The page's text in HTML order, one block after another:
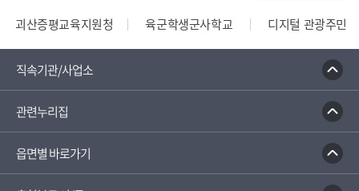
괴산증평교육지원청 육군학생군사학교
디지털 관광주민증
직속기관/사업소
관련누리집
읍면별 바로가기